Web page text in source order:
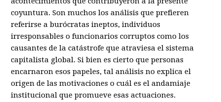
coyuntura. Son muchos los análisis que prefieren
referirse a burócratas ineptos, individuos
irresponsables o funcionarios corruptos como los
causantes de la catástrofe que atraviesa el sistema
capitalista global. Si bien es cierto que personas
encarnaron esos papeles, tal análisis no explica el
origen de las motivaciones o cuál es el andamiaje
institucional que promueve esas actuaciones.